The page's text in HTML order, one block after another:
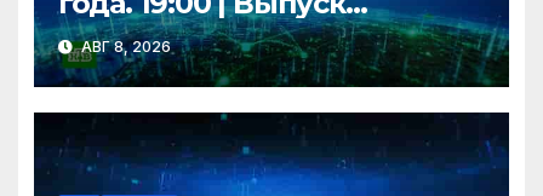
новостей | Новости НТВ
АВГ 8, 2026